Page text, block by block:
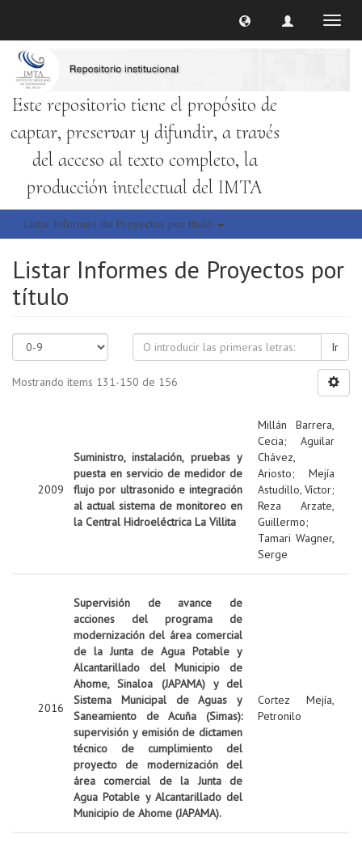
Este repositorio tiene el propósito de
captar, preservar y difundir, a través
del acceso al texto completo, la
producción intelectual del IMTA
Listar Informes de Proyectos por título
Listar Informes de Proyectos por
título
Ir
Mostrando ítems 131-150 de 156
2009
Suministro, instalación, pruebas y
puesta en servicio de medidor de
flujo por ultrasonido e integración
al actual sistema de monitoreo en
la Central Hidroeléctrica La Villita
Millán Barrera,
Cecia; Aguilar
Chávez,
Ariosto; Mejía
Astudillo, Víctor;
Reza Arzate,
Guillermo;
Tamari Wagner,
Serge
2016
Supervisión de avance de
acciones del programa de
modernización del área comercial
de la Junta de Agua Potable y
Alcantarillado del Municipio de
Ahome, Sinaloa (JAPAMA) y del
Sistema Municipal de Aguas y
Saneamiento de Acuña (Simas):
supervisión y emisión de dictamen
técnico de cumplimiento del
proyecto de modernización del
área comercial de la Junta de
Agua Potable y Alcantarillado del
Municipio de Ahome (JAPAMA).
Cortez Mejía,
Petronilo